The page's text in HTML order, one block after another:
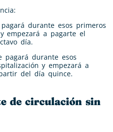
durante esos primeros
empezará a pagarte el
día.
pagará durante esos
y empezará a
del día quince.
de circulación sin